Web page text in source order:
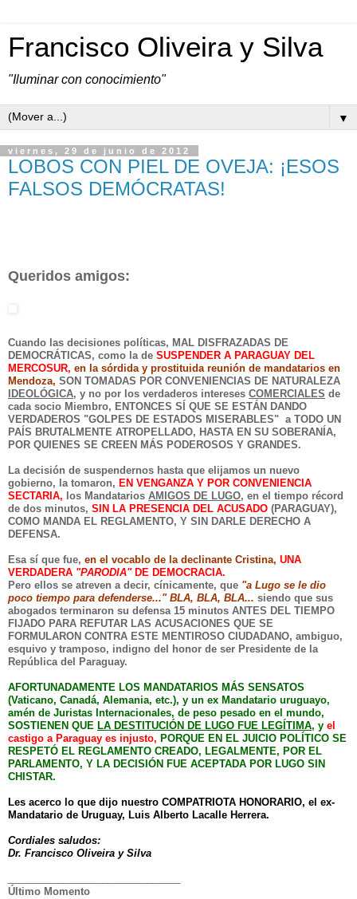
Francisco Oliveira y Silva
"Iluminar con conocimiento"
▼
viernes, 29 de junio de 2012
LOBOS CON PIEL DE OVEJA: ¡ESOS
FALSOS DEMÓCRATAS!
Queridos amigos:
Cuando las decisiones políticas, MAL DISFRAZADAS DE
DEMOCRÁTICAS, como la de SUSPENDER A PARAGUAY DEL
MERCOSUR, en la sórdida y prostituida reunión de mandatarios en
Mendoza, SON TOMADAS POR CONVENIENCIAS DE NATURALEZA
IDEOLÓGICA, y no por los verdaderos intereses COMERCIALES de
cada socio Miembro, ENTONCES SÍ QUE SE ESTÁN DANDO
VERDADEROS "GOLPES DE ESTADOS MISERABLES" a TODO UN
PAÍS BRUTALMENTE ATROPELLADO, HASTA EN SU SOBERANÍA,
POR QUIENES SE CREEN MÁS PODEROSOS Y GRANDES.
La decisión de suspendernos hasta que elijamos un nuevo
gobierno, la tomaron, EN VENGANZA Y POR CONVENIENCIA
SECTARIA, los Mandatarios AMIGOS DE LUGO, en el tiempo récord
de dos minutos, SIN LA PRESENCIA DEL ACUSADO (PARAGUAY),
COMO MANDA EL REGLAMENTO, Y SIN DARLE DERECHO A
DEFENSA.
Esa sí que fue, en el vocablo de la declinante Cristina, UNA
VERDADERA "PARODIA"DE DEMOCRACIA.
Pero ellos se atreven a decir, cínicamente, que "a Lugo se le dio
poco tiempo para defenderse..." BLA, BLA, BLA... siendo que sus
abogados terminaron su defensa 15 minutos ANTES DEL TIEMPO
FIJADO PARA REFUTAR LAS ACUSACIONES QUE SE
FORMULARON CONTRA ESTE MENTIROSO CIUDADANO, ambiguo,
esquivo y tramposo, indigno del honor de ser Presidente de la
República del Paraguay.
AFORTUNADAMENTE LOS MANDATARIOS MÁS SENSATOS
(Vaticano, Canadá, Alemania, etc.), y un ex Mandatario uruguayo,
amén de Juristas Internacionales, de peso pesado en el mundo,
SOSTIENEN QUE LA DESTITUCIÓN DE LUGO FUE LEGÍTIMA, y el
castigo a Paraguay es injusto, PORQUE EN EL JUICIO POLÍTICO SE
RESPETÓ EL REGLAMENTO CREADO, LEGALMENTE, POR EL
PARLAMENTO, Y LA DECISIÓN FUE ACEPTADA POR LUGO SIN
CHISTAR.
Les acerco lo que dijo nuestro COMPATRIOTA HONORARIO, el ex-
Mandatario de Uruguay, Luis Alberto Lacalle Herrera.
Cordiales saludos:
Dr. Francisco Oliveira y Silva
Último Momento